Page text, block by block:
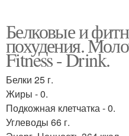
Белковые и
похудения.
Fitness - Drink.
Белки 25 г.
Жиры - 0.
Подкожная клетчатка - 0.
Углеводы 66 г.